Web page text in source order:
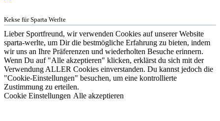
Kekse für Sparta Werlte
Lieber Sportfreund, wir verwenden Cookies auf unserer Website
sparta-werlte, um Dir die bestmögliche Erfahrung zu bieten, indem
wir uns an Ihre Präferenzen und wiederholten Besuche erinnern.
Wenn Du auf "Alle akzeptieren" klicken, erklärst du sich mit der
Verwendung ALLER Cookies einverstanden. Du kannst jedoch die
"Cookie-Einstellungen" besuchen, um eine kontrollierte
Zustimmung zu erteilen.
Cookie Einstellungen Alle akzeptieren